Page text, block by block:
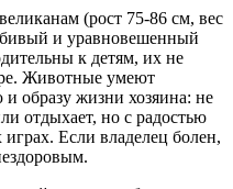
(рост 75-86 см, вес
и уравновешенный
к детям, их не
Животные умеют
образу жизни хозяина: не
отдыхает, но с радостью
Если владелец болен,